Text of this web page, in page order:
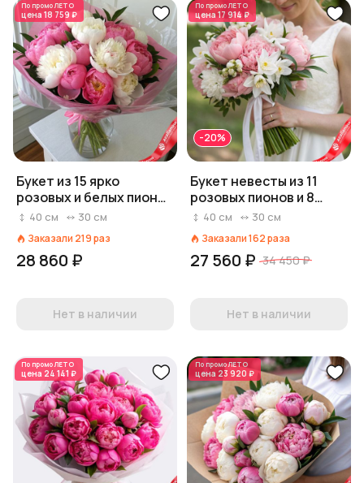
По промоЛЕТО
цена 18 759 ₽
Букет из 15 ярко
розовых и белых пионов
в пленке
40 см 30 см
Заказали 219раз
28 860 ₽
Нет в наличии
По промоЛЕТО
цена17 914 ₽
-20%
Букет невесты из 11
розовых пионов и 8
белых нарциссов, с
40 см 30 см
Заказали162раза
27 560 ₽ 34 450 ₽
Нет в наличии
По промоЛЕТО
цена 24 141 ₽
По промоЛЕТО
цена 23 920 ₽